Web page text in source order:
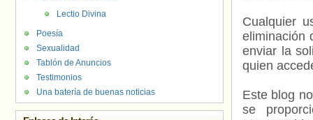
Cualquier
eliminación
enviar la
quien
Este blog
se
Lectio Divina
Poesía
Sexualidad
Tablón de Anuncios
Testimonios
Una batería de buenas noticias